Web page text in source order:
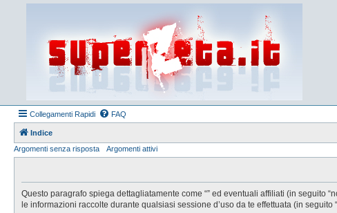
Collegamenti Rapidi FAQ
Indice
Argomenti senza risposta
Argomenti attivi
Questo paragrafo spiega dettagliatamente come “” ed eventuali affiliati (in seguito
le informazioni raccolte durante qualsiasi sessione d’uso da te effettuata (in seguito